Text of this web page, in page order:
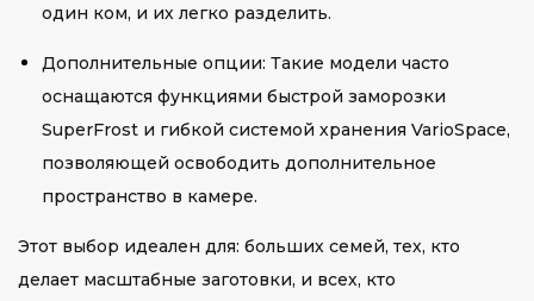
один ком, и их легко разделить.
Дополнительные опции: Такие модели часто
оснащаются функциями быстрой заморозки
SuperFrost и гибкой системой хранения VarioSpace,
позволяющей освободить дополнительное
пространство в камере.
Этот выбор идеален для: больших семей, тех, кто
делает масштабные заготовки, и всех, кто